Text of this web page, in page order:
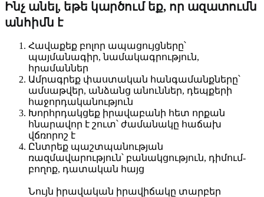
Ինչ անել, եթե կարծում եք, որ ազատումն
անհիմն է
Հավաքեք բոլոր ապացույցները՝
պայմանագիր, նամակագրություն,
հրամաններ
Ամրագրեք փաստական հանգամանքները՝
ամսաթվեր, անձանց անուններ, դեպքերի
հաջորդականություն
Խորհրդակցեք իրավաբանի հետ որքան
հնարավոր է շուտ՝ ժամանակը հաճախ
վճռորոշ է
Ընտրեք պաշտպանության
ռազմավարություն՝ բանակցություն, դիմում-
բողոք, դատական հայց
Նույն իրավական իրավիճակը տարբեր